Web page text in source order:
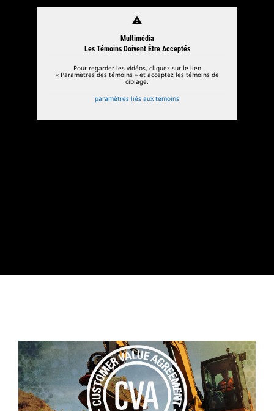
warning
Multimédia
Les Témoins Doivent Être Acceptés
Pour regarder les vidéos, cliquez sur le lien
« Paramètres des témoins » et acceptez les témoins de
ciblage.
paramètres liés aux témoins